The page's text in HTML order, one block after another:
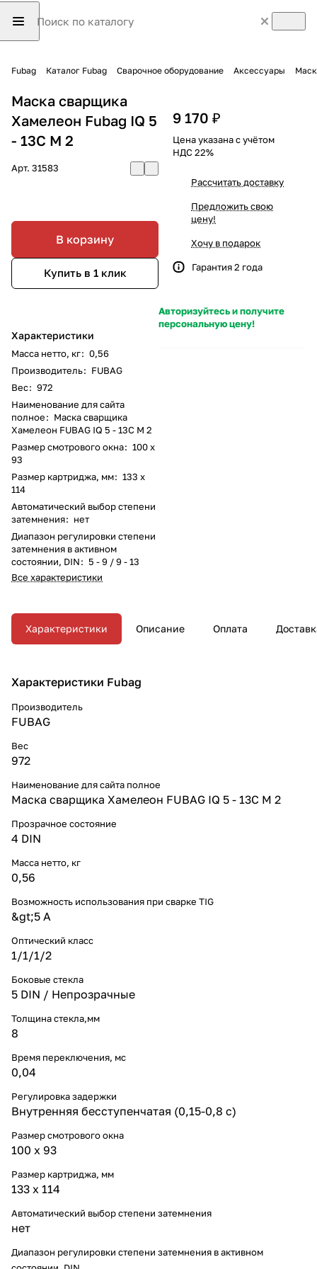
Fubag Каталог Fubag Сварочное оборудование Аксессуары
Маска сварщика
Хамелеон Fubag IQ 5
- 13C M 2
Арт. 31583
В корзину
Купить в 1 клик
Характеристики
Масса нетто, кг: 0,56
Производитель: FUBAG
Вес: 972
Наименование для сайта
полное: Маска сварщика
Хамелеон FUBAG IQ 5 - 13C M 2
Размер смотрового окна: 100 x
93
Размер картриджа, мм: 133 x
114
Автоматический выбор степени
затемнения: нет
Диапазон регулировки степени
затемнения в активном
состоянии, DIN: 5 - 9 / 9 - 13
Все характеристики
9 170 ₽
Цена указана с учётом
НДС 22%
Рассчитать доставку
Предложить свою
цену!
Хочу в подарок
Гарантия 2 года
Авторизуйтесь и получите
персональную цену!
Характеристики Описание Оплата
Характеристики Fubag
Производитель
FUBAG
Вес
972
Наименование для сайта полное
Маска сварщика Хамелеон FUBAG IQ 5 - 13C M 2
Прозрачное состояние
4 DIN
Масса нетто, кг
0,56
Возможность использования при сварке TIG
&gt;5 А
Оптический класс
1/1/1/2
Боковые стекла
5 DIN / Непрозрачные
Толщина стекла,мм
8
Время переключения, мс
0,04
Регулировка задержки
Внутренняя бесступенчатая (0,15-0,8 с)
Размер смотрового окна
100 x 93
Размер картриджа, мм
133 x 114
Автоматический выбор степени затемнения
нет
Диапазон регулировки степени затемнения в активном